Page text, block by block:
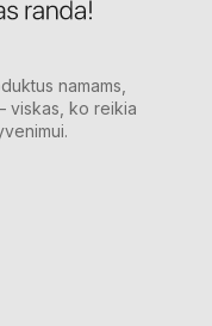
namams,
viskas, ko reikia